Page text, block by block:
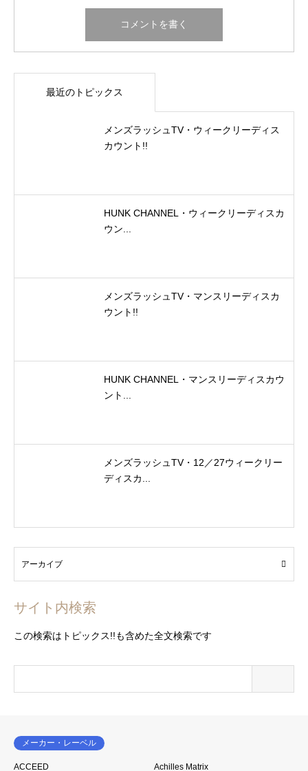
最近のトピックス
メンズラッシュTV・ウィークリーディス
カウント!!
HUNK CHANNEL・ウィークリーディスカ
ウン...
メンズラッシュTV・マンスリーディスカ
ウント!!
HUNK CHANNEL・マンスリーディスカウ
ント...
メンズラッシュTV・12／27ウィークリー
ディスカ...
サイト内検索
この検索はトピックス!!も含めた全文検索です
メーカー・レーベル
ACCEED
Achilles Matrix